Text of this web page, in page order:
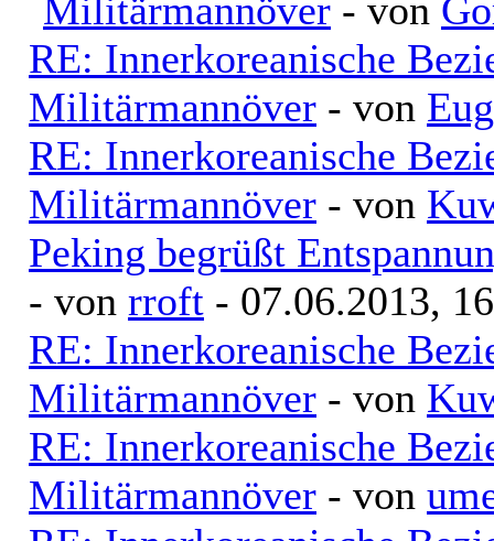
Militärmannöver - von
RE: Innerkoreanische
Militärmannöver - von
RE: Innerkoreanische
Militärmannöver - von
Peking begrüßt
- von rroft - 07.06.2013,
RE: Innerkoreanische
Militärmannöver - von
RE: Innerkoreanische
Militärmannöver - von